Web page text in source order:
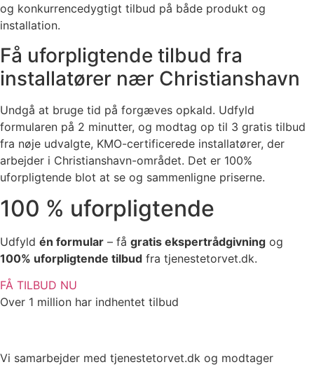
og konkurrencedygtigt tilbud på både produkt og
installation.
Få uforpligtende tilbud fra
installatører nær Christianshavn
Undgå at bruge tid på forgæves opkald. Udfyld
formularen på 2 minutter, og modtag op til 3 gratis tilbud
fra nøje udvalgte, KMO-certificerede installatører, der
arbejder i Christianshavn-området. Det er 100%
uforpligtende blot at se og sammenligne priserne.
100 % uforpligtende
Udfyld én formular – få gratis ekspertrådgivning og
100% uforpligtende tilbud fra tjenestetorvet.dk.
FÅ TILBUD NU
Over 1 million har indhentet tilbud
Vi samarbejder med tjenestetorvet.dk og modtager